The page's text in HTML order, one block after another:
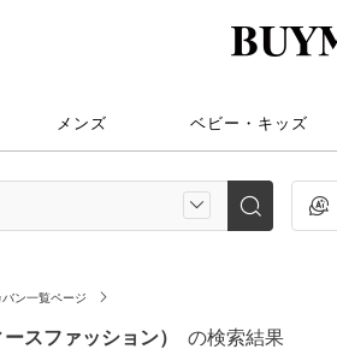
メンズ ベビー・キッズ
ン一覧ページ
スファッション） の検索結果